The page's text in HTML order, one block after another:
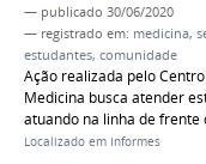
— publicado 30/06/2020
— registrado em: medicina,
estudantes, comunidade
Ação realizada pelo
Medicina busca atender
atuando na linha de frente
Localizado em Informes